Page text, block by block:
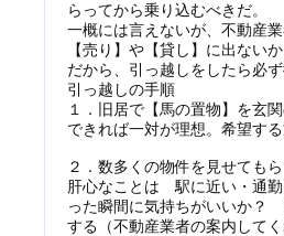
らってから乗り込むべきだ。
一概には言えないが、不動産
【売り】や【貸し】に出ないか
だから、引っ越しをしたら必
引っ越しの手順
１．旧居で【馬の置物】を玄
できれば一対が理想。希望す
２．数多くの物件を見せてもら
肝心なことは 駅に近い・通勤
った瞬間に気持ちがいいか？
する（不動産業者の案内して